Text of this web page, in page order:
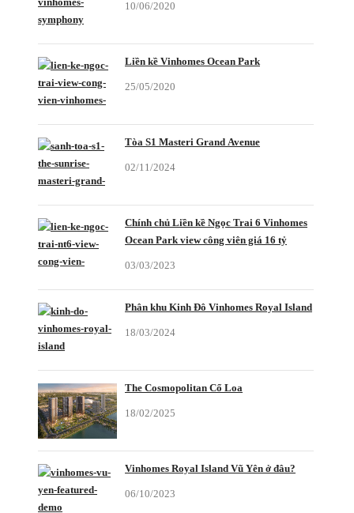
10/06/2020
Liền kề Vinhomes Ocean Park
25/05/2020
Tòa S1 Masteri Grand Avenue
02/11/2024
Chính chủ Liền kề Ngọc Trai 6 Vinhomes
Ocean Park view công viên giá 16 tỷ
03/03/2023
Phân khu Kinh Đô Vinhomes Royal Island
18/03/2024
The Cosmopolitan Cổ Loa
18/02/2025
Vinhomes Royal Island Vũ Yên ở đâu?
06/10/2023